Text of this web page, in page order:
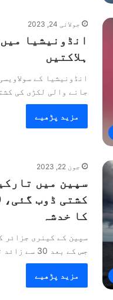
جولائی 24, 2023
انڈونیشیا
ہلاکتیں
جانے والی لکڑی کی کشتی
مزید پڑھیے
جون 22, 2023
سپین میں
کا خدشہ
سپین کے کینری جزائر
جس کے بعد 30 سے زائد تارکین وطن کی…
مزید پڑھیے